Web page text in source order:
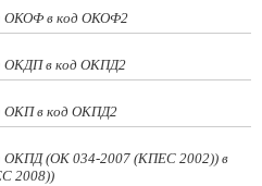
ОКОФ в код ОКОФ2
ОКДП в код ОКПД2
ОКП в код ОКПД2
ОКПД (ОК 034-2007 (КПЕС 2002)) в
2008))